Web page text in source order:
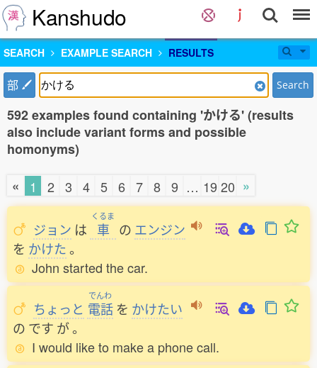
Kanshudo
SEARCH EXAMPLE SEARCH RESULTS
部 Search
592 examples found containing 'かける' (results
also include variant forms and possible
homonyms)
« 1 2 3 4 5 6 7 8 9 … 19 20 »
ジョン は
くるま
車 の エンジン
を かけた。
John started the car.
ちょっと
でんわ
電話 を かけたい
の です が。
I would like to make a phone call.